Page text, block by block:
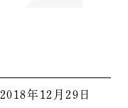
2018年12月29日